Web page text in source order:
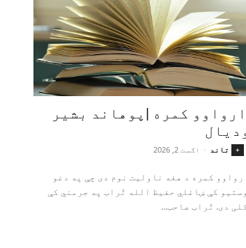
کمره |پوهاند بشیر
+ تاند - اګست 2, 2026
کمره د هغه ناولیت نوم دی چې په دغو
کې ښاغلي حفیظ الله تُراب په جرمني کې
دی. تُراب صاحب...